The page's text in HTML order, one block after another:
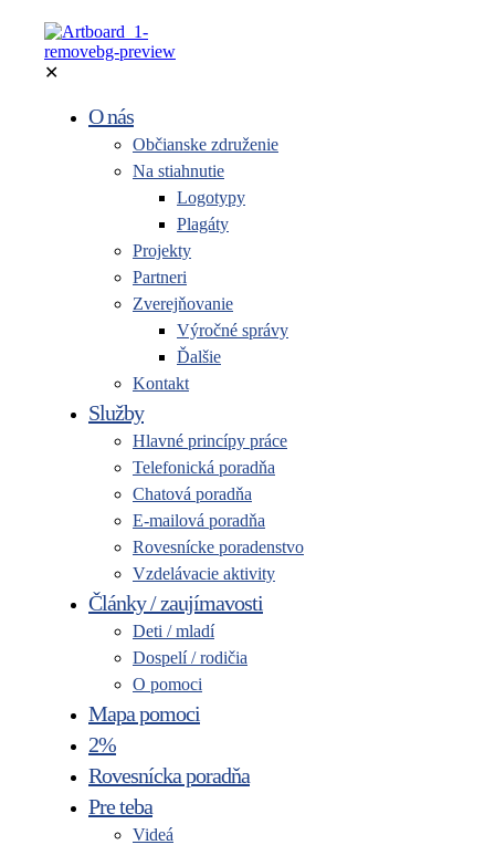
✕
O nás
Občianske združenie
Na stiahnutie
Logotypy
Plagáty
Projekty
Partneri
Zverejňovanie
Výročné správy
Ďalšie
Kontakt
Služby
Hlavné princípy práce
Telefonická poradňa
Chatová poradňa
E-mailová poradňa
Rovesnícke poradenstvo
Vzdelávacie aktivity
Články / zaujímavosti
Deti / mladí
Dospelí / rodičia
O pomoci
Mapa pomoci
2%
Rovesnícka poradňa
Pre teba
Videá